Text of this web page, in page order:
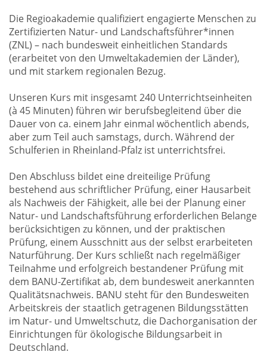
Die Regioakademie qualifiziert engagierte Menschen zu
Zertifizierten Natur- und Landschaftsführer*innen
(ZNL) – nach bundesweit einheitlichen Standards
(erarbeitet von den Umweltakademien der Länder),
und mit starkem regionalen Bezug.
Unseren Kurs mit insgesamt 240 Unterrichtseinheiten
(à 45 Minuten) führen wir berufsbegleitend über die
Dauer von ca. einem Jahr einmal wöchentlich abends,
aber zum Teil auch samstags, durch. Während der
Schulferien in Rheinland-Pfalz ist unterrichtsfrei.
Den Abschluss bildet eine dreiteilige Prüfung
bestehend aus schriftlicher Prüfung, einer Hausarbeit
als Nachweis der Fähigkeit, alle bei der Planung einer
Natur- und Landschaftsführung erforderlichen Belange
berücksichtigen zu können, und der praktischen
Prüfung, einem Ausschnitt aus der selbst erarbeiteten
Naturführung. Der Kurs schließt nach regelmäßiger
Teilnahme und erfolgreich bestandener Prüfung mit
dem BANU-Zertifikat ab, dem bundesweit anerkannten
Qualitätsnachweis. BANU steht für den Bundesweiten
Arbeitskreis der staatlich getragenen Bildungsstätten
im Natur- und Umweltschutz, die Dachorganisation der
Einrichtungen für ökologische Bildungsarbeit in
Deutschland.